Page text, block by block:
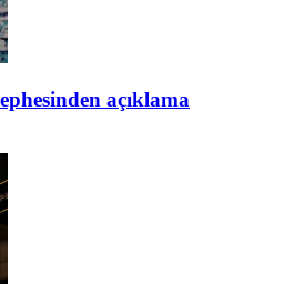
açıklama